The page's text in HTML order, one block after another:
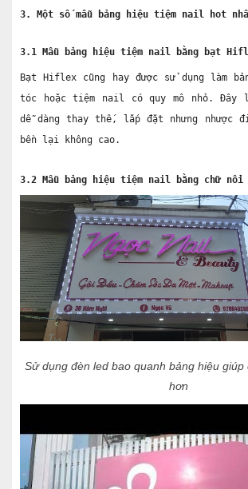
3. Một số mẫu bảng hiệu tiệm nail hot
3.1 Mẫu bảng hiệu tiệm nail bằng bạt
Bạt Hiflex cũng hay được sử dụng làm
tóc hoặc tiệm nail có quy mô nhỏ.
dễ dàng thay thế, lắp đặt nhưng nhược
bền lại không cao.
3.2 Mẫu bảng hiệu tiệm nail bằng chữ
Sử dụng đèn led bao quanh bảng hiệu
hơn